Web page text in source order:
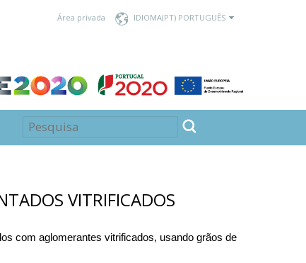
Área privada IDIOMA
VITRIFICADOS
com aglomerantes vitrificados, usando grãos de